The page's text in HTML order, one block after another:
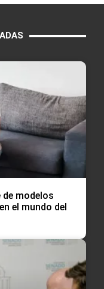
modelos
el mundo del